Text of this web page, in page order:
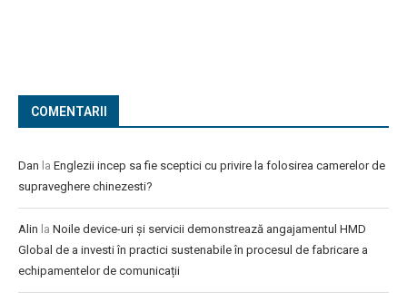
COMENTARII
Dan la Englezii incep sa fie sceptici cu privire la folosirea camerelor de
supraveghere chinezesti?
Alin la Noile device-uri și servicii demonstrează angajamentul HMD
Global de a investi în practici sustenabile în procesul de fabricare a
echipamentelor de comunicații